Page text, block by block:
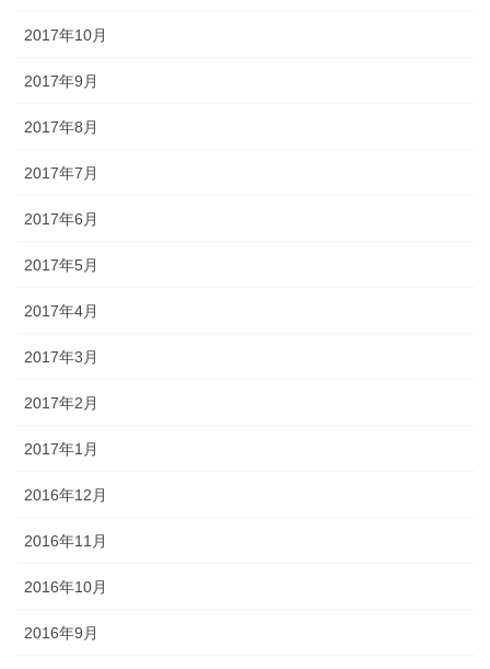
2017年10月
2017年9月
2017年8月
2017年7月
2017年6月
2017年5月
2017年4月
2017年3月
2017年2月
2017年1月
2016年12月
2016年11月
2016年10月
2016年9月